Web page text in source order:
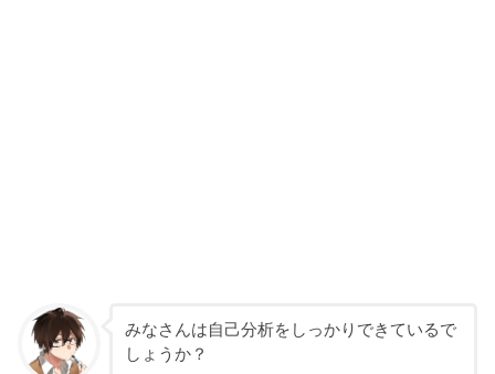
みなさんは自己分析をしっかりできているで
しょうか？